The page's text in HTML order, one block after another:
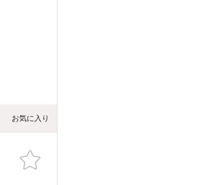
お気に入り